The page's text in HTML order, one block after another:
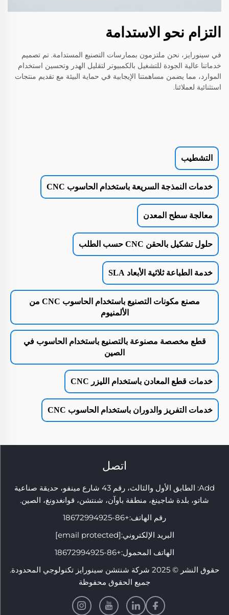
التزام نحو الاستدامة
في سينورايز، نحن ملتزمون بممارسات التصنيع المستدامة. تم تصميم
خدماتنا عالية الجودة للتشغيل بالكمبيوتر لتقليل الهدر وتحسين استخدام
الموارد، مما يضمن مساهمتنا الإيجابية في حماية البيئة مع تقديم منتجات
استثنائية لعملائنا.
التشطيب
خدمات النمذجة السريعة باستخدام الحاسوب CNC
معالجة سطح المعدن
حلول تشكيل بالحقن CNC حسب الطلب
خدمة الطباعة ثلاثية الأبعاد SLA
مصنع مكونات التصنيع باستخدام الحاسوب CNC من
الألمنيوم
قطع مخصصة مصنوعة بالتصنيع باستخدام الحاسوب في
الصين
خدمات قطع المعادن باستخدام الليزر CNC
خدمات التفريز والدوران باستخدام الحاسوب CNC
اتصل
Add: الطابق الأول والثالث، رقم 43 شارع مينفو، حديقة صناعية
شاتو، بلدة شاجينغ، منطقة باوآن، شنتشن، قوانغدونغ، الصين.
رقم الهاتف:+86-18672994925
البريد الإلكتروني:[email protected]
الهاتف المحمول:+86-18672994925
حقوق النشر © 2025 شركة شنتشن سينورايز تكنولوجي المحدودة.
جميع الحقوق محفوظة